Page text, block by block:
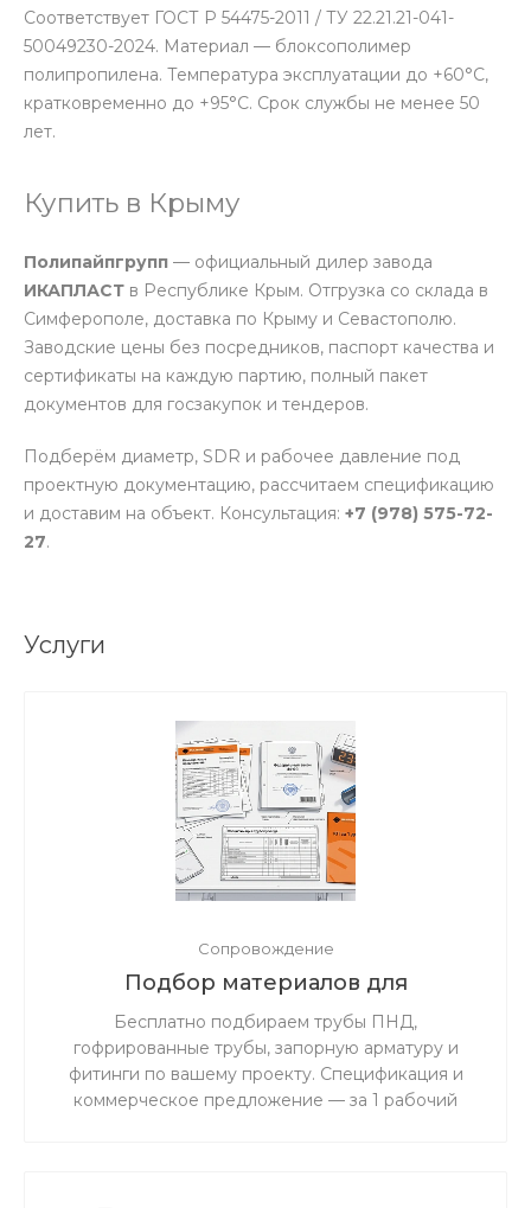
Соответствует ГОСТ Р 54475-2011 / ТУ 22.21.21-041-
50049230-2024. Материал — блоксополимер
полипропилена. Температура эксплуатации до +60°С,
кратковременно до +95°С. Срок службы не менее 50
лет.
Купить в Крыму
Полипайпгрупп — официальный дилер завода
ИКАПЛАСТ в Республике Крым. Отгрузка со склада в
Симферополе, доставка по Крыму и Севастополю.
Заводские цены без посредников, паспорт качества и
сертификаты на каждую партию, полный пакет
документов для госзакупок и тендеров.
Подберём диаметр, SDR и рабочее давление под
проектную документацию, рассчитаем спецификацию
и доставим на объект. Консультация: +7 (978) 575-72-
27.
Услуги
Сопровождение
Подбор материалов для
инженерных сетей по проектной
документации
Бесплатно подбираем трубы ПНД,
гофрированные трубы, запорную арматуру и
фитинги по вашему проекту. Спецификация и
коммерческое предложение — за 1 рабочий